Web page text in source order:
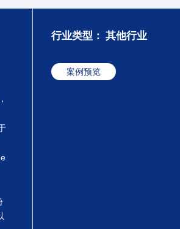
行业类型： 其他行业
案例预览